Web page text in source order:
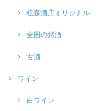
桧森酒店オリジナル
全国の銘酒
古酒
ワイン
白ワイン